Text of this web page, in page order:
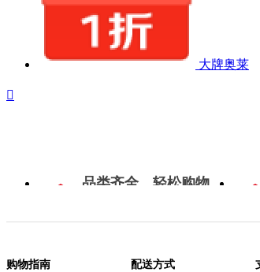
大牌奥莱

品类齐全，轻松购物
购物指南 配送方式